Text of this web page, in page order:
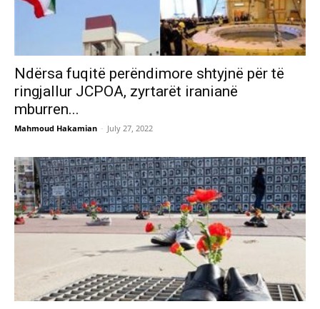
Ndërsa fuqitë perëndimore shtyjnë për të
ringjallur JCPOA, zyrtarët iranianë
mburren...
Mahmoud Hakamian - July 27, 2022